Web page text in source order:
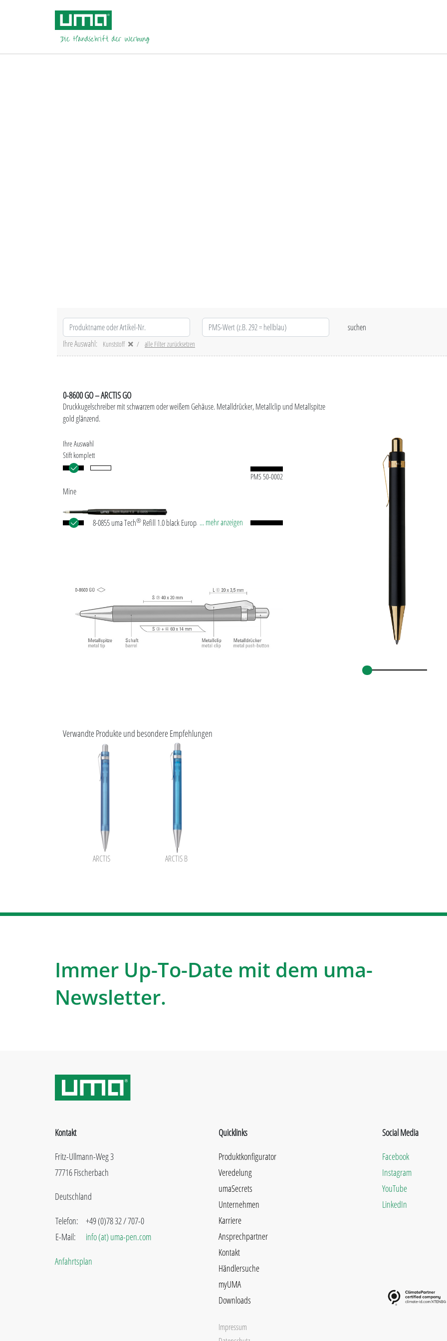
Ihre Auswahl:
Kunststoff alle Filter zurücksetzen
0-8600 GO – ARCTIS GO
Druckkugelschreiber mit schwarzem oder weißem Gehäuse. Metalldrücker, Metallclip und Metallspitze
gold glänzend.
Ihre Auswahl
Stift komplett
PMS 50-0002
Mine
8-0855 uma Tech® Refill 1.0 black Europäische Kunststoff-
... mehr anzeigen
Verwandte Produkte und besondere Empfehlungen
ARCTIS ARCTIS B
Immer Up-To-Date mit dem uma-
Newsletter.
Kontakt
Fritz-Ullmann-Weg 3
77716 Fischerbach
Deutschland
Telefon:
E-Mail:
+49 (0)78 32 / 707-0
info (at) uma-pen.com
Anfahrtsplan
Quicklinks
Produktkonfigurator
Veredelung
umaSecrets
Unternehmen
Karriere
Ansprechpartner
Kontakt
Händlersuche
myUMA
Downloads
Impressum
Social Media
Facebook
Instagram
YouTube
LinkedIn